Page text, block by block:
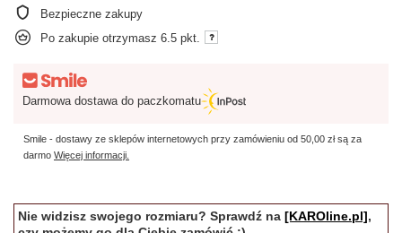
Bezpieczne zakupy
Po zakupie otrzymasz 6.5 pkt.
Darmowa dostawa do paczkomatu
Smile - dostawy ze sklepów internetowych przy zamówieniu od 50,00 złsą za
darmo Więcej informacji.
Nie widzisz swojego rozmiaru? Sprawdź na [KAROline.pl],